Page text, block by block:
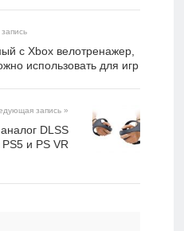
с Xbox велотренажер,
использовать для игр
запись »
DLSS
и PS VR